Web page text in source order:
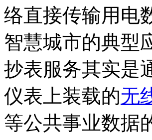
络直接传输用电
智慧城市的典型
抄表服务其实是
仪表上装载的无
等公共事业数据